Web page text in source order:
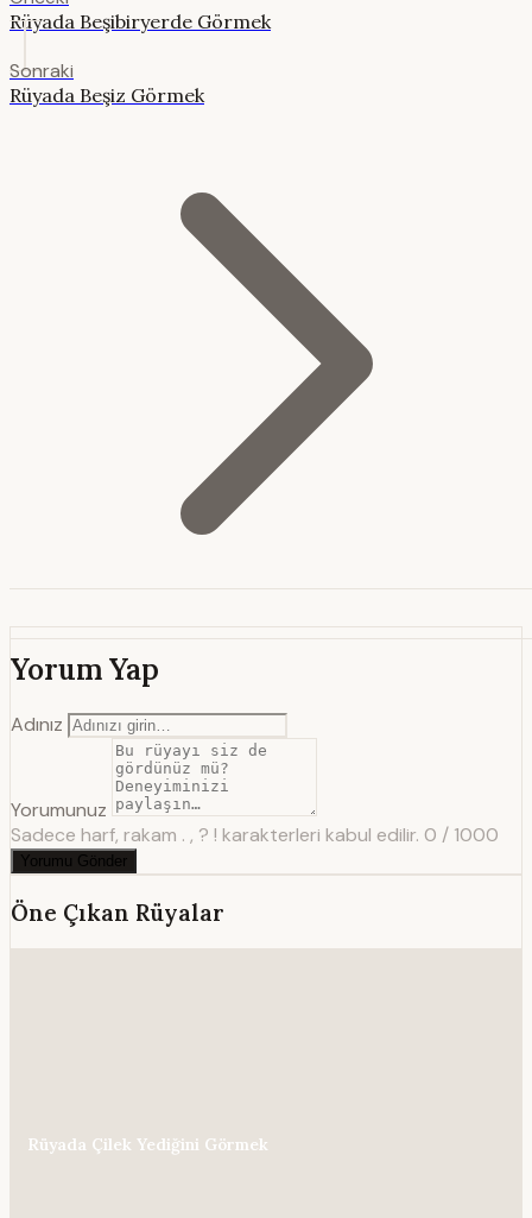
Rüyada Beşibiryerde Görmek
Sonraki
Rüyada Beşiz Görmek
Yorum Yap
Adınız
Yorumunuz
Sadece harf, rakam . , ? ! karakterleri kabul edilir. 0 / 1000
Yorumu Gönder
Öne Çıkan Rüyalar
Rüyada Çilek Yediğini Görmek